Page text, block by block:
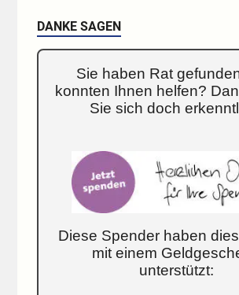
DANKE SAGEN
Sie haben Rat
konnten Ihnen helfen?
Sie sich doch
Diese Spender haben
mit einem
unterstützt: